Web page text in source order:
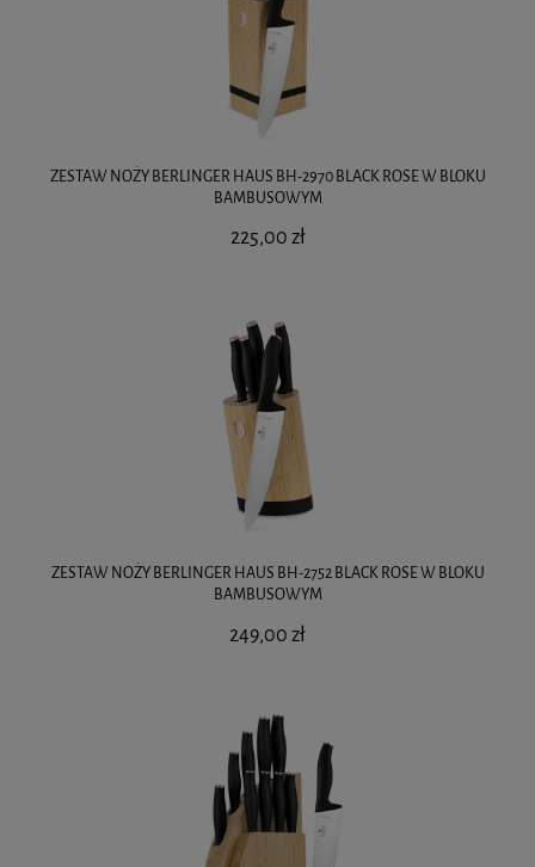
ZESTAW NOŻY BERLINGER HAUS BH-2970 BLACK ROSE W BLOKU
BAMBUSOWYM
225,00 zł
ZESTAW NOŻY BERLINGER HAUS BH-2752 BLACK ROSE W BLOKU
BAMBUSOWYM
249,00 zł